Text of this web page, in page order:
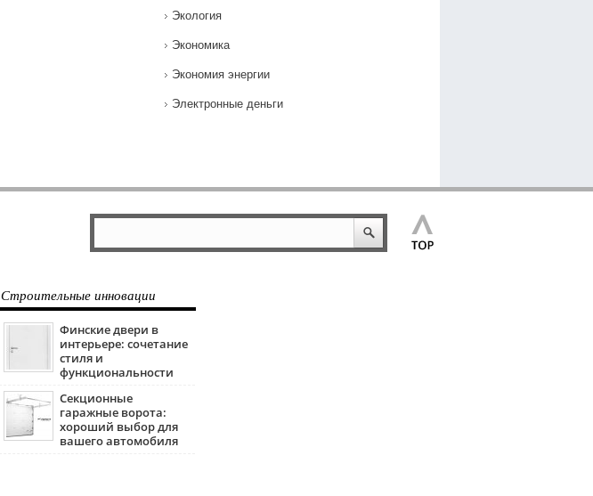
Экология
Экономика
Экономия энергии
Электронные деньги
Строительные инновации
Финские двери в
интерьере: сочетание
стиля и
функциональности
Секционные
гаражные ворота:
хороший выбор для
вашего автомобиля